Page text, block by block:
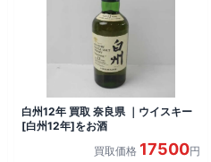
白州12年 買取 奈良県 ｜ウイスキー
[白州12年]をお酒
買取価格 17500円